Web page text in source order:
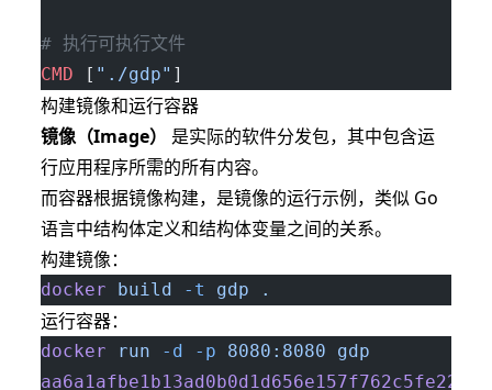
# 执行可执行文件
CMD [ "./gdp" ]
构建镜像和运行容器
镜像（Image）
是实际的软件分发包，其中包含运
行应用程序所需的所有内容。
而容器根据镜像构建，是镜像的运行示例，类似 Go
语言中结构体定义和结构体变量之间的关系。
构建镜像：
docker build -t gdp .
运行容器：
docker run -d -p 8080:8080 gdp